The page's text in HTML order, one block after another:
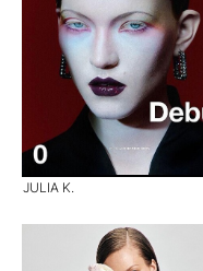
JULIA K.